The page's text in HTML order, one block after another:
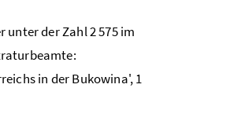
der Zahl 2 575 im
in der Bukowina', 1